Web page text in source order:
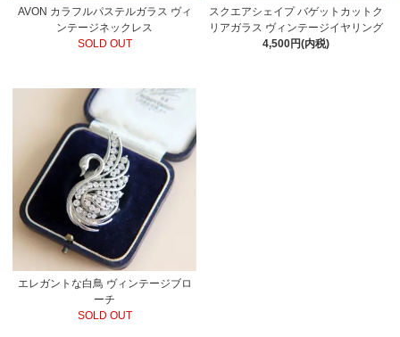
AVON カラフルパステルガラス ヴィ
ンテージネックレス
SOLD OUT
スクエアシェイプ バゲットカットク
リアガラス ヴィンテージイヤリング
4,500円(内税)
エレガントな白鳥 ヴィンテージブロ
ーチ
SOLD OUT